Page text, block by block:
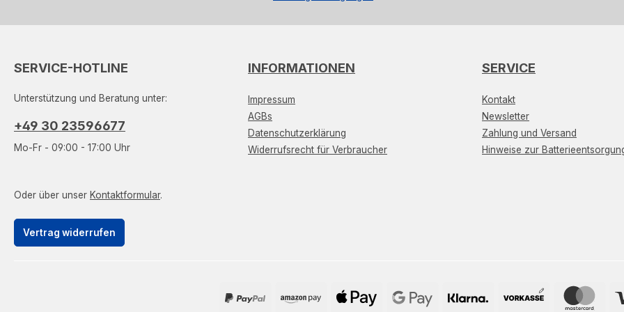
SERVICE-HOTLINE
Unterstützung und Beratung unter:
+49 30 23596677
Mo-Fr - 09:00 - 17:00 Uhr
Oder über unser Kontaktformular.
Vertrag widerrufen
INFORMATIONEN
Impressum
AGBs
Datenschutzerklärung
Widerrufsrecht für Verbraucher
SERVICE
Kontakt
Newsletter
Zahlung und Versand
Hinweise zur